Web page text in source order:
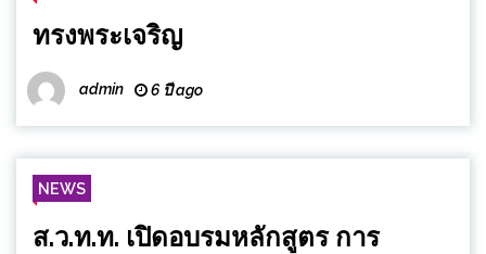
ทรงพระเจริญ
admin 6 ปี ago
NEWS
ส.ว.ท.ท. เปิดอบรมหลักสูตร การ